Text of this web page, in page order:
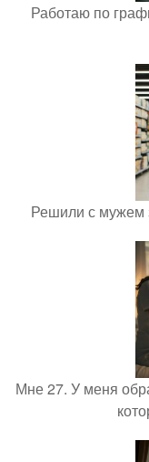
Работаю по
Решили с мужем
Мне 27. У меня